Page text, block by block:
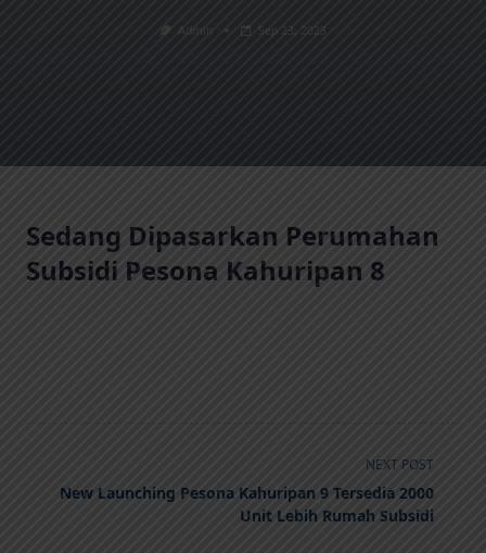
Admin Sep 23, 2023
Sedang Dipasarkan Perumahan
Subsidi Pesona Kahuripan 8
NEXT POST
New Launching Pesona Kahuripan 9 Tersedia 2000
Unit Lebih Rumah Subsidi